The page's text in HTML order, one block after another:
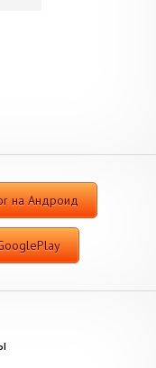
на Андроид